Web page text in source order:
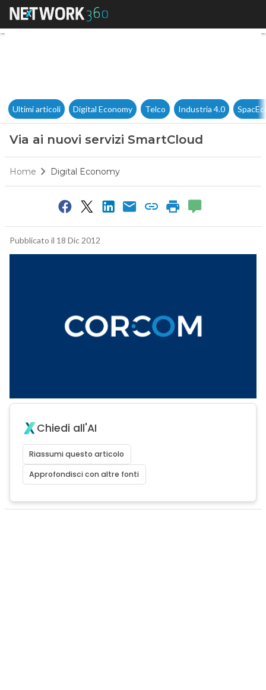
Via ai nuovi servizi
Ultimi articoli Digital Economy Telco Industria 4.0
Via ai nuovi servizi SmartCloud
Home Digital Economy
Pubblicato il 18 Dic 2012
Chiedi all'AI
Riassumi questo articolo
Approfondisci con altre fonti